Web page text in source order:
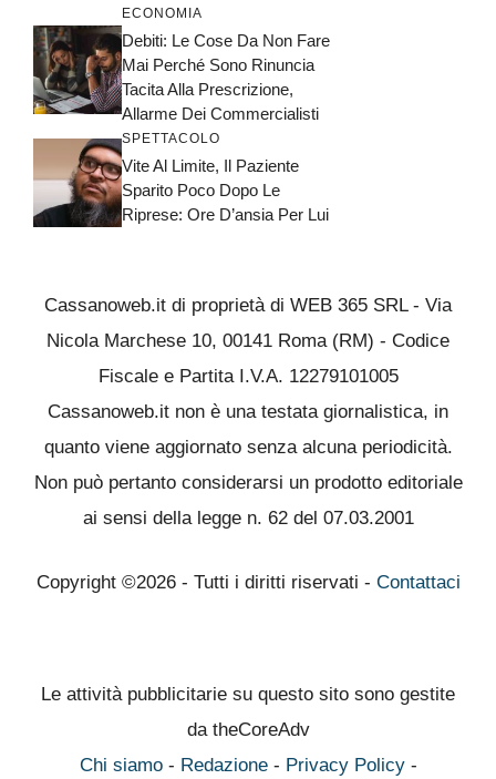
ECONOMIA
Debiti: Le Cose Da Non Fare
Mai Perché Sono Rinuncia
Tacita Alla Prescrizione,
Allarme Dei Commercialisti
SPETTACOLO
Vite Al Limite, Il Paziente
Sparito Poco Dopo Le
Riprese: Ore D’ansia Per Lui
Cassanoweb.it di proprietà di WEB 365 SRL - Via
Nicola Marchese 10, 00141 Roma (RM) - Codice
Fiscale e Partita I.V.A. 12279101005
Cassanoweb.it non è una testata giornalistica, in
quanto viene aggiornato senza alcuna periodicità.
Non può pertanto considerarsi un prodotto editoriale
ai sensi della legge n. 62 del 07.03.2001
Copyright ©2026 - Tutti i diritti riservati - Contattaci
Le attività pubblicitarie su questo sito sono gestite
da theCoreAdv
Chi siamo- Redazione- Privacy Policy-